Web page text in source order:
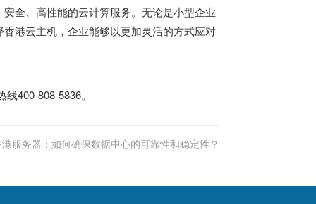
全、高性能的云计算服务。无论是小型企业
港云主机，企业能够以更加灵活的方式应对
400-808-5836。
服务器：如何确保数据中心的可靠性和稳定性？